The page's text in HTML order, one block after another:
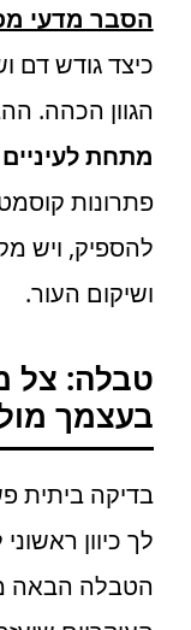
הסבר מדעי
כיצד גודש דם
הגוון הכהה.
מתחת לעיניים
פתרונות
להספיק, ויש
ושיקום העור.
טבלה: צל
בעצמך
בדיקה ביתית
לך כיוון
הטבלה הבאה